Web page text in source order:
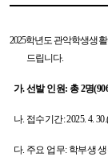
2025학년도 관악학생생
드립니다.
가. 선발 인원: 총 2명
나. 접수기간: 2025. 4.
다. 주요 업무: 학부생